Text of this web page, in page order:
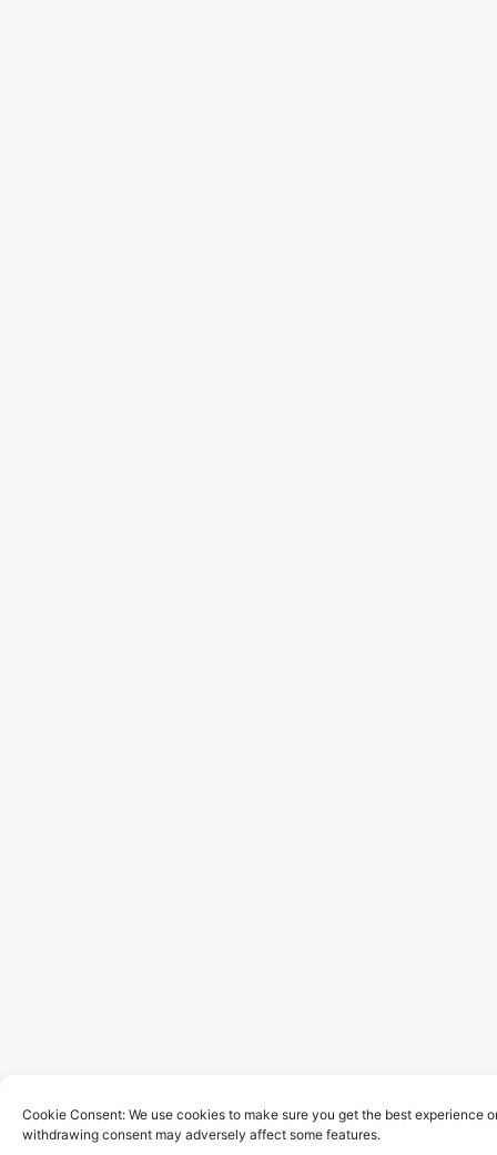
Cookie Consent: We use cookies to make sure you get the best experience
withdrawing consent may adversely affect some features.